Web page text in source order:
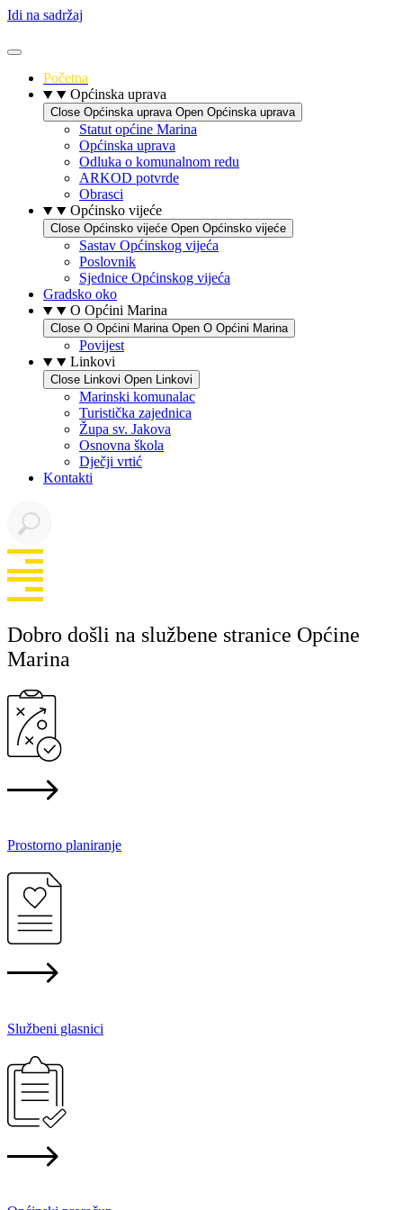
Idi na sadržaj
Početna
Općinska uprava
Close Općinska uprava Open Općinska uprava
Statut općine Marina
Općinska uprava
Odluka o komunalnom redu
ARKOD potvrde
Obrasci
Općinsko vijeće
Close Općinsko vijeće Open Općinsko vijeće
Sastav Općinskog vijeća
Poslovnik
Sjednice Općinskog vijeća
Gradsko oko
O Općini Marina
Close O Općini Marina Open O Općini Marina
Povijest
Linkovi
Close Linkovi Open Linkovi
Marinski komunalac
Turistička zajednica
Župa sv. Jakova
Osnovna škola
Dječji vrtić
Kontakti
Dobro došli na službene stranice Općine
Marina
Prostorno planiranje
Službeni glasnici